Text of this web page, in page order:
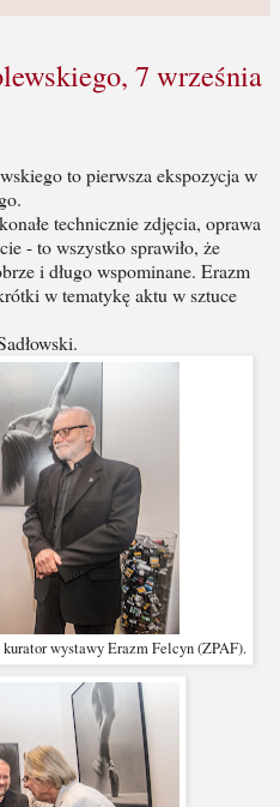
7 września
to pierwsza ekspozycja w
technicznie zdjęcia, oprawa
- to wszystko sprawiło, że
i długo wspominane. Erazm
w tematykę aktu w sztuce
wystawy Erazm Felcyn (ZPAF).